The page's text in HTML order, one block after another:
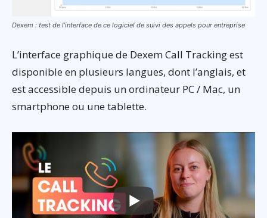
Dexem : test de l’interface de ce logiciel de suivi des appels pour entreprise
L’interface graphique de Dexem Call Tracking est
disponible en plusieurs langues, dont l’anglais, et
est accessible depuis un ordinateur PC / Mac, un
smartphone ou une tablette.